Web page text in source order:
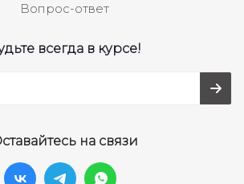
Вопрос-ответ
всегда в курсе!
на связи